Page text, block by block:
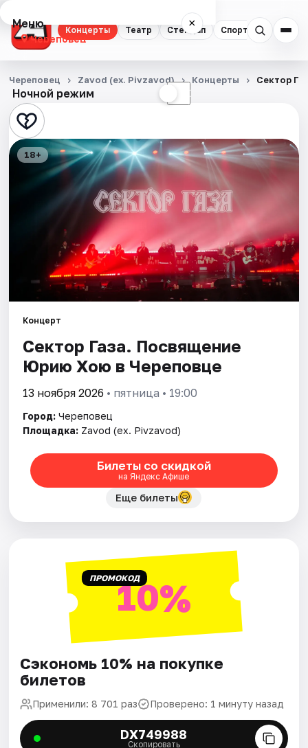
Концерты Театр Стендап Спорт
Меню ×
Череповец
Концерты
Театр
Стендап
Спорт
События
Площадки
Рейтинги
Ночной режим ☾
Череповец Zavod (ex. Pivzavod) Концерты Сектор
18+
Концерт
Сектор Газа. Посвящение
Юрию Хою в Череповце
13 ноября 2026 • пятница • 19:00
Город: Череповец
Площадка: Zavod (ex. Pivzavod)
Билеты со скидкой
на Яндекс Афише
Еще билеты
ПРОМОКОД10%
Сэкономь 10% на покупке
билетов
Применили: 8 701 раз Проверено: 1 минуту назад
DX749988
Скопировать